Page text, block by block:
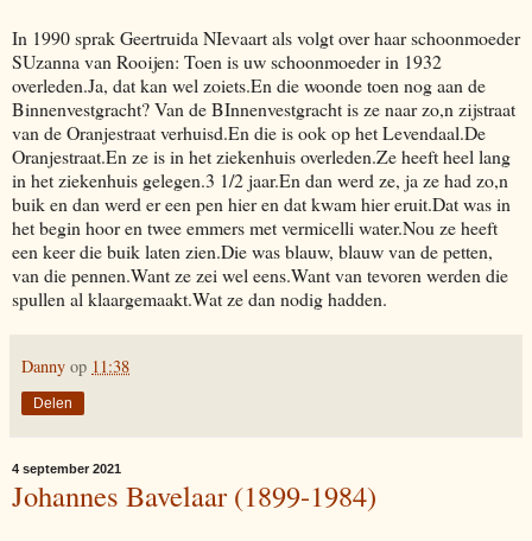
In 1990 sprak Geertruida NIevaart als volgt over haar schoonmoeder
SUzanna van Rooijen: Toen is uw schoonmoeder in 1932
overleden.Ja, dat kan wel zoiets.En die woonde toen nog aan de
Binnenvestgracht? Van de BInnenvestgracht is ze naar zo,n zijstraat
van de Oranjestraat verhuisd.En die is ook op het Levendaal.De
Oranjestraat.En ze is in het ziekenhuis overleden.Ze heeft heel lang
in het ziekenhuis gelegen.3 1/2 jaar.En dan werd ze, ja ze had zo,n
buik en dan werd er een pen hier en dat kwam hier eruit.Dat was in
het begin hoor en twee emmers met vermicelli water.Nou ze heeft
een keer die buik laten zien.Die was blauw, blauw van de petten,
van die pennen.Want ze zei wel eens.Want van tevoren werden die
spullen al klaargemaakt.Wat ze dan nodig hadden.
Danny op 11:38
Delen
4 september 2021
Johannes Bavelaar (1899-1984)